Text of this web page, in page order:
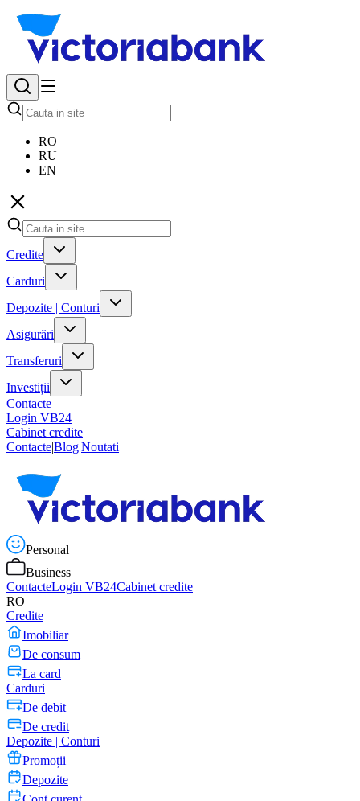
RO
RU
EN
Credite
Carduri
Depozite | Conturi
Asigurări
Transferuri
Investiții
Contacte
Login VB24
Cabinet credite
Contacte|Blog|Noutati
Personal
Business
ContacteLogin VB24Cabinet credite
RO
Credite
Imobiliar
De consum
La card
Carduri
De debit
De credit
Depozite | Conturi
Promoții
Depozite